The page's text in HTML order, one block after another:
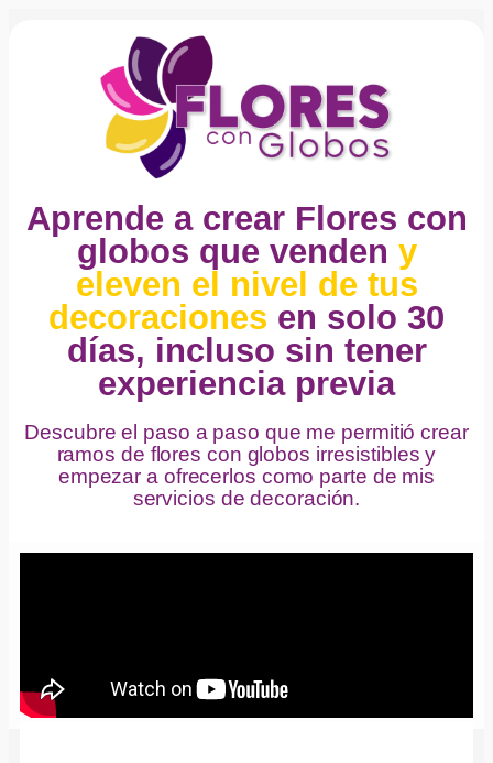
Aprende a crear Flores con
globos que venden y
eleven el nivel de tus
decoraciones en solo 30
días, incluso sin tener
experiencia previa
Descubre el paso a paso que me permitió crear
ramos de flores con globos irresistibles y
empezar a ofrecerlos como parte de mis
servicios de decoración.